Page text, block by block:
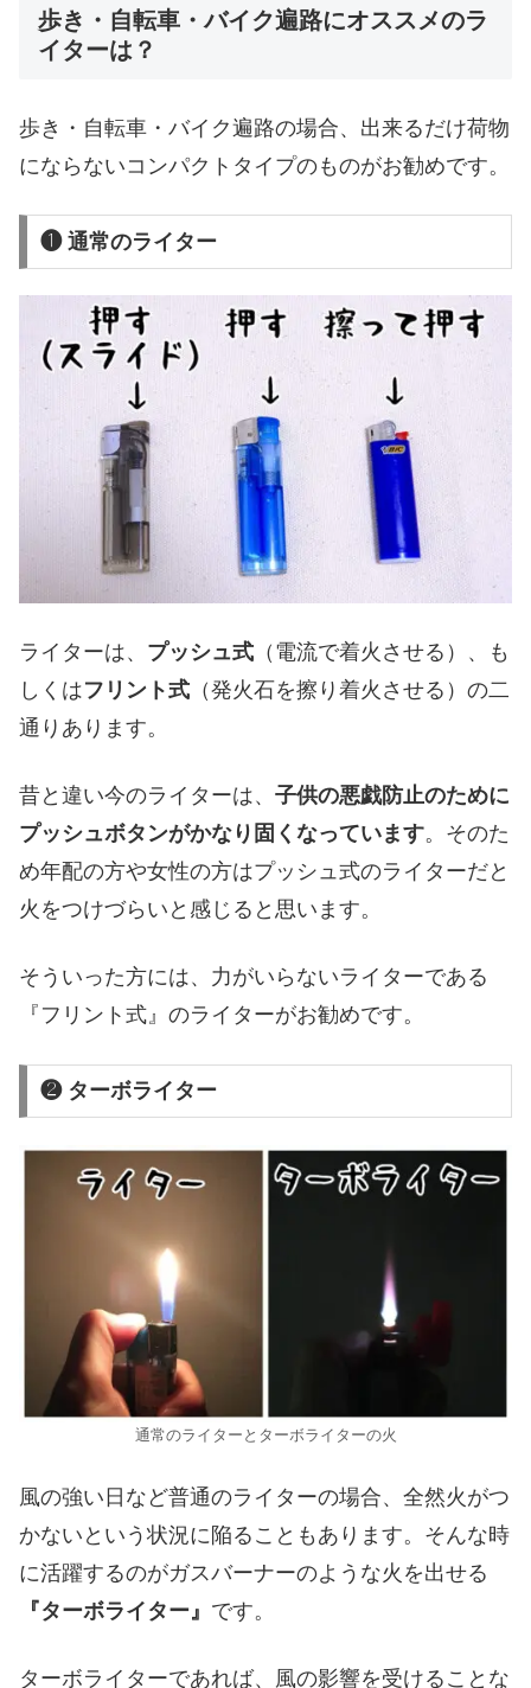
歩き・自転車・バイク遍路にオススメのラ
イターは？
歩き・自転車・バイク遍路の場合、出来るだけ荷物
にならないコンパクトタイプのものがお勧めです。
❶ 通常のライター
ライターは、 プッシュ式 （電流で着火させる）、も
しくはフリント式 （発火石を擦り着火させる）の二
通りあります。
昔と違い今のライターは、 子供の悪戯防止のために
プッシュボタンがかなり固くなっています。そのた
め年配の方や女性の方はプッシュ式のライターだと
火をつけづらいと感じると思います。
そういった方には、力がいらないライターである
『フリント式』のライターがお勧めです。
❷ ターボライター
通常のライターとターボライターの火
風の強い日など普通のライターの場合、全然火がつ
かないという状況に陥ることもあります。そんな時
に活躍するのがガスバーナーのような火を出せる
『ターボライター』 です。
ターボライターであれば、風の影響を受けることな